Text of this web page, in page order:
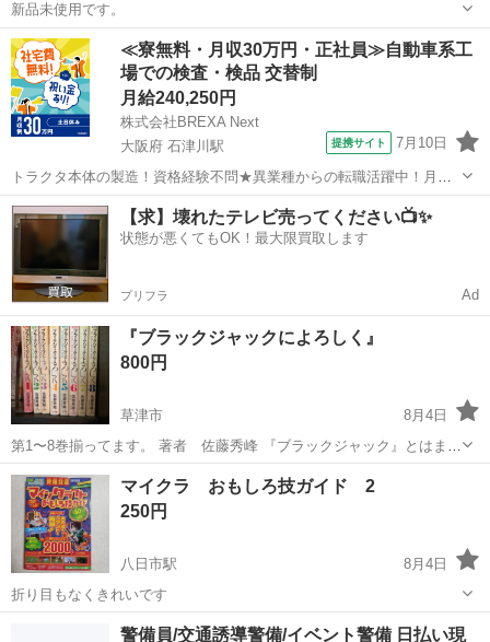
新品未使用です。
滋賀 大津市 瀬田駅 その他 新品
≪寮無料・月収30万円・正社員≫自動車系工
場での検査・検品 交替制
月給240,250円
株式会社BREXA Next
大阪府 石津川駅
提携サイト 7月10日
トラクタ本体の製造！資格経験不問★異業種からの転職活躍中！月収
例29万円以上！生活支援物資事前対応可◎即日入寮OK！寮費はずっと
無料＆備品付き1R寮完備！赴任旅費会社負担！工場まで無料送迎あり
◎《大阪府堺市》 人気の工場の...
大阪 堺市 石津川駅
【求】壊れたテレビ売ってください📺✨
状態が悪くてもOK！最大限買取します
プリフラ Ad
『ブラックジャックによろしく』
800円
草津市
8月4日
第1〜8巻揃ってます。 著者 佐藤秀峰 『ブラックジャック』とはまた
違いますのでお間違えなく。 ✅必ずプロフをお読みください。
滋賀 草津市 本/CD/DVD
マイクラ おもしろ技ガイド 2
250円
八日市駅
8月4日
折り目もなくきれいです
東近江市 八日市駅 ゲーム攻略本 マイクラ
警備員/交通誘導警備/イベント警備 日払い現